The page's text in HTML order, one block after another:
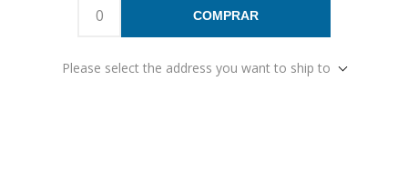
COMPRAR
Please select the address you want to ship to